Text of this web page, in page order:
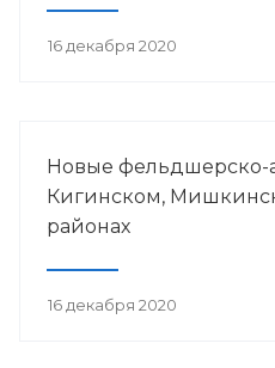
16 декабря 2020
Новые фельдшерско-
Кигинском,
районах
16 декабря 2020